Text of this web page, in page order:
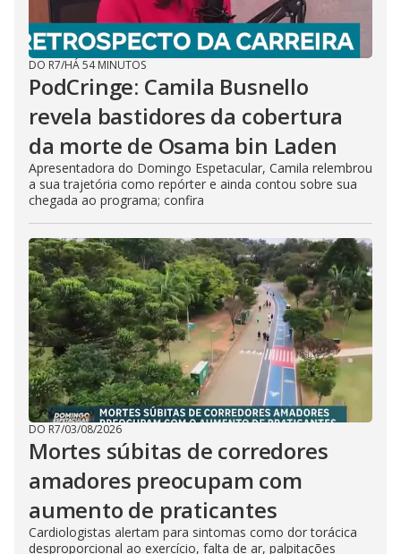
DO R7/HÁ 54 MINUTOS
PodCringe: Camila Busnello
revela bastidores da cobertura
da morte de Osama bin Laden
Apresentadora do Domingo Espetacular, Camila relembrou
a sua trajetória como repórter e ainda contou sobre sua
chegada ao programa; confira
DO R7/03/08/2026
Mortes súbitas de corredores
amadores preocupam com
aumento de praticantes
Cardiologistas alertam para sintomas como dor torácica
desproporcional ao exercício, falta de ar, palpitações